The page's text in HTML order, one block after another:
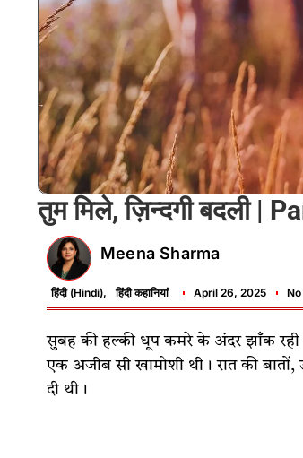
तुम मिले, ज़िन्दगी बदली |
Meena Sharma
हिंदी (Hindi), हिंदी कहानियां April 26, 2025
सुबह की हल्की धूप कमरे के अंदर झाँक रही
एक अजीब सी खामोशी थी। रात की
दी थी।